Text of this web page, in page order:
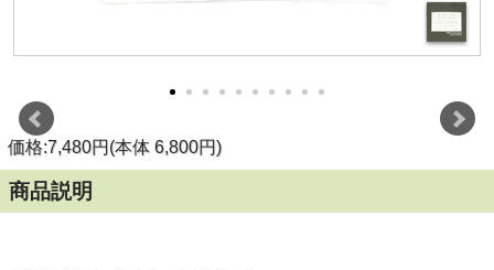
価格:7,480円(本体 6,800円)
商品説明